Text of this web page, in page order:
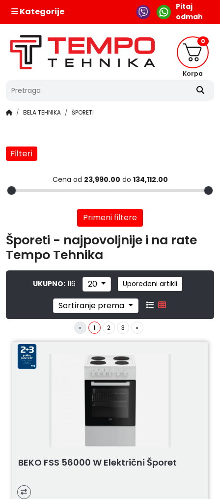
Kategorije
Pitaj
odmah
0
Korpa
BELA TEHNIKA ŠPORETI
Filteri
Cena od 23,990.00 do 134,112.00
Primeni filtere
Šporeti - najpovoljnije i na rate
Tempo Tehnika
UKUPNO:116 20 Upoređeni artikli
Sortiranje prema
« 1 2 3 »
BEKO FSS 56000 W Električni Šporet